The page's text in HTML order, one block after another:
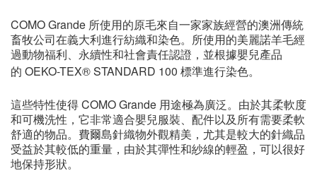
COMO Grande 所使用的原毛來自一家家族經營的澳洲傳統
畜牧公司在義大利進行紡織和染色。所使用的美麗諾羊毛經
過動物福利、永續性和社會責任認證，並根據嬰兒產品
的 OEKO-TEX® STANDARD 100 標準進行染色。
這些特性使得 COMO Grande 用途極為廣泛。由於其柔軟度
和可機洗性，它非常適合嬰兒服裝、配件以及所有需要柔軟
舒適的物品。費爾島針織物外觀精美，尤其是較大的針織品
受益於其較低的重量，由於其彈性和紗線的輕盈，可以很好
地保持形狀。